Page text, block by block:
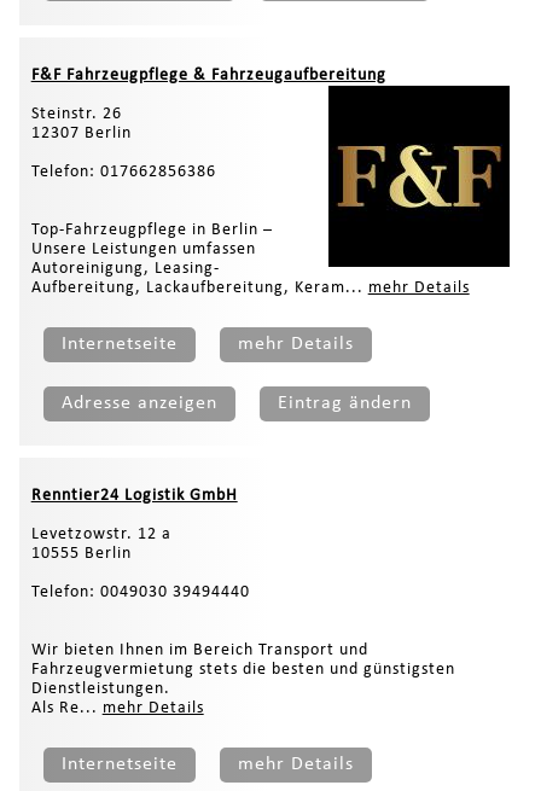
F&F Fahrzeugpflege & Fahrzeugaufbereitung
Steinstr. 26
12307 Berlin
Telefon: 017662856386
Top-Fahrzeugpflege in Berlin –
Unsere Leistungen umfassen
Autoreinigung, Leasing-
Aufbereitung, Lackaufbereitung, Keram... mehr Details
Internetseite mehr Details
Adresse anzeigen Eintrag ändern
Renntier24 Logistik GmbH
Levetzowstr. 12 a
10555 Berlin
Telefon: 0049030 39494440
Wir bieten Ihnen im Bereich Transport und
Fahrzeugvermietung stets die besten und günstigsten
Dienstleistungen.
Als Re... mehr Details
Internetseite mehr Details